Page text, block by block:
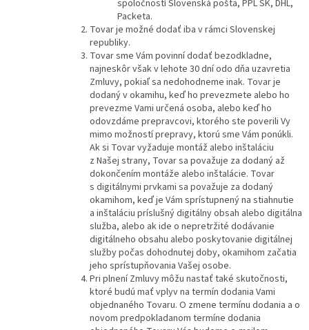
spoločností Slovenská pošta, PPL SK, DHL,
Packeta.
Tovar je možné dodať iba v rámci Slovenskej
republiky.
Tovar sme Vám povinní dodať bezodkladne,
najneskôr však v lehote 30 dní odo dňa uzavretia
Zmluvy, pokiaľ sa nedohodneme inak. Tovar je
dodaný v okamihu, keď ho prevezmete alebo ho
prevezme Vami určená osoba, alebo keď ho
odovzdáme prepravcovi, ktorého ste poverili Vy
mimo možností prepravy, ktorú sme Vám ponúkli.
Ak si Tovar vyžaduje montáž alebo inštaláciu
z Našej strany, Tovar sa považuje za dodaný až
dokončením montáže alebo inštalácie. Tovar
s digitálnymi prvkami sa považuje za dodaný
okamihom, keď je Vám sprístupnený na stiahnutie
a inštaláciu príslušný digitálny obsah alebo digitálna
služba, alebo ak ide o nepretržité dodávanie
digitálneho obsahu alebo poskytovanie digitálnej
služby počas dohodnutej doby, okamihom začatia
jeho sprístupňovania Vašej osobe.
Pri plnení Zmluvy môžu nastať také skutočnosti,
ktoré budú mať vplyv na termín dodania Vami
objednaného Tovaru. O zmene termínu dodania a o
novom predpokladanom termíne dodania